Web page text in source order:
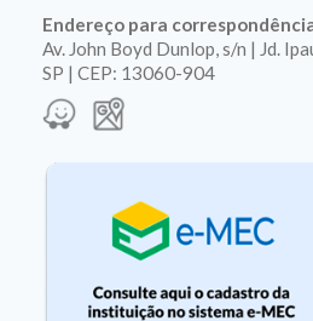
Endereço para
Av. John Boyd Dunlop, s/n | Jd.
SP | CEP: 13060-904